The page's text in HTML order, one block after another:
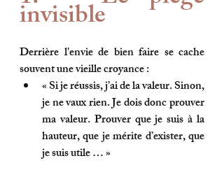
invisible
Derrière l'envie de bien faire se cache
souvent une vieille croyance :
« Si je réussis, j’ai de la valeur. Sinon,
je ne vaux rien. Je dois donc prouver
ma valeur. Prouver que je suis à la
hauteur, que je mérite d’exister, que
je suis utile … »